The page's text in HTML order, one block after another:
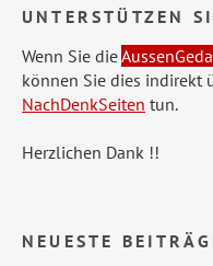
UNTERSTÜTZEN
Wenn Sie die
können Sie dies indirekt
NachDenkSeiten tun.
Herzlichen Dank !!
NEUESTE